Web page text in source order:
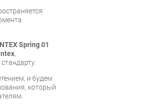
Spring 01
,
и будем
который